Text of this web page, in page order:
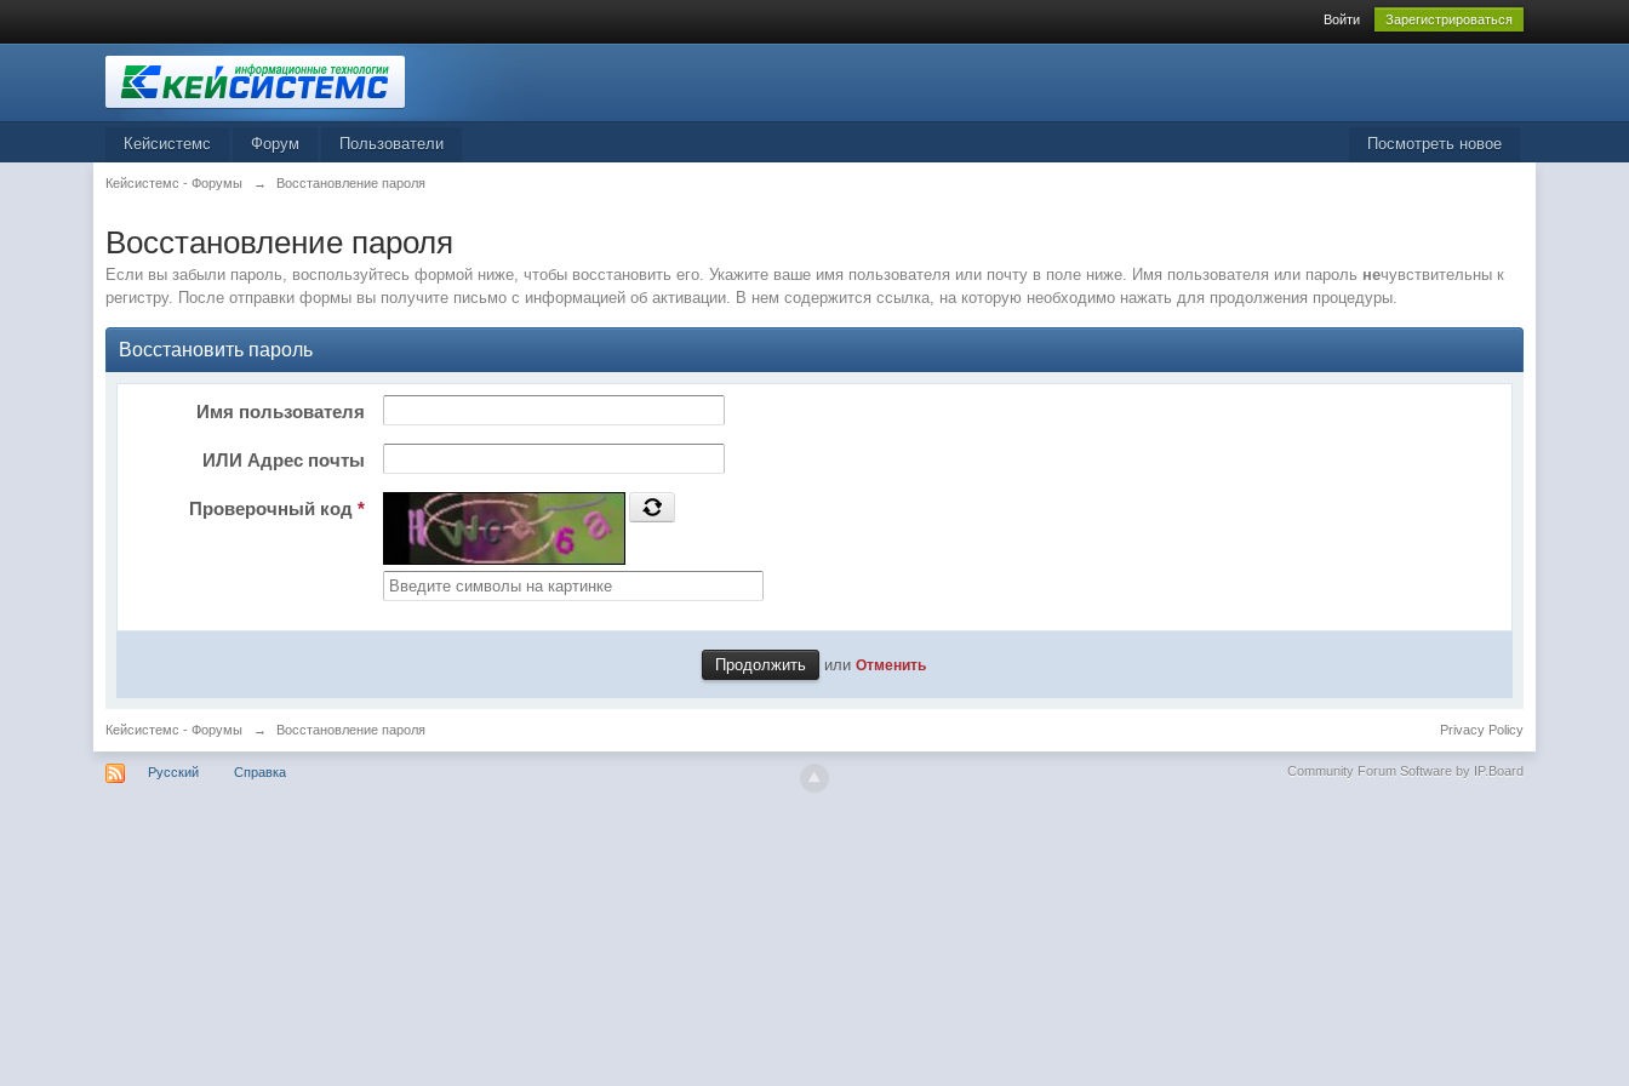
Войти Зарегистрироваться
Посмотреть новое
Кейсистемс Форум Пользователи
Кейсистемс - Форумы → Восстановление пароля
Восстановление пароля
Если вы забыли пароль, воспользуйтесь формой ниже, чтобы восстановить его. Укажите ваше имя пользователя или почту в поле ниже. Имя пользователя или пароль нечувствительны к
регистру. После отправки формы вы получите письмо с информацией об активации. В нем содержится ссылка, на которую необходимо нажать для продолжения процедуры.
Восстановить пароль
Имя пользователя
ИЛИ Адрес почты
Проверочный код*
илиОтменить
Кейсистемс - Форумы → Восстановление пароля Privacy Policy
Русский Справка Community Forum Software by IP.Board